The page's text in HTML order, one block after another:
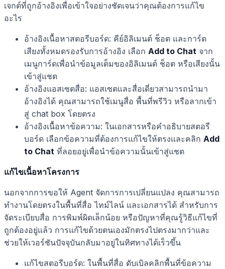
เจกต์ที่ถูกอ้างอิงเพื่อเข้าใจอย่างชัดเจนว่าคุณต้องการแก้ไข
อะไร
อ้างอิงเนื้อหาสตอรีบอร์ด: คีย์อิลิเมนต์ ช็อต และการ์ด
เสียงทั้งหมดรองรับการอ้างอิง เลือก Add to Chat จาก
เมนูการ์ดเพื่อนำข้อมูลเต็มของอิลิเมนต์ ช็อต หรือเสียงนั้น
เข้าสู่แชต
อ้างอิงแอสเซตสื่อ: แอสเซตและสื่อเดี่ยวสามารถนำมา
อ้างอิงได้ คุณสามารถใช้เมนูสื่อ พื้นที่พรีวิว หรือลากเข้า
สู่ chat box โดยตรง
อ้างอิงเนื้อหาข้อความ: ในเอกสารหรือคำอธิบายสตอรี
บอร์ด เลือกข้อความที่ต้องการแก้ไขให้ตรงและคลิก Add
to Chat ที่ลอยอยู่เพื่อนำข้อความนั้นเข้าสู่แชต
แก้ไขเนื้อหาโครงการ
นอกจากการขอให้ Agent จัดการการเปลี่ยนแปลง คุณสามารถ
ทำงานโดยตรงในพื้นที่สื่อ ไทม์ไลน์ และเอกสารได้ สำหรับการ
จัดระเบียบสื่อ การพิมพ์ผิดเล็กน้อย หรือปัญหาที่คุณรู้วิธีแก้ไขที่
ถูกต้องอยู่แล้ว การแก้ไขด้วยตนเองมักตรงไปตรงมากว่าและ
ช่วยให้เวอร์ชันปัจจุบันกลับมาอยู่ในทิศทางได้เร็วขึ้น
แก้ไขสตอรีบอร์ด: ในพื้นที่สื่อ ดับเบิลคลิกพื้นที่ข้อความ